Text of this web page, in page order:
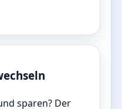
sparen? Der